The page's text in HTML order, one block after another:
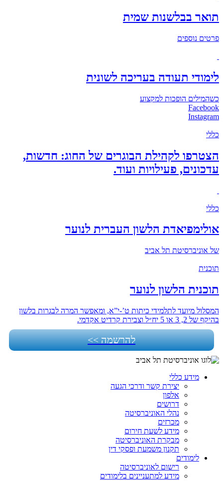
תואר בבלשנות שמית
פרטים נוספים
לימודי תעודה בעריכה לשונית
כשהמילים הופכות למקצוע
Facebook
Instagram
כללי
הצטרפו לקהילת הבוגרים של החוג: חדשות,
עדכונים, פעילויות ועוד.
כללי
אולימפיאדת הלשון העברית לנוער
של אוניברסיטת תל אביב
תוכנית
תוכנית הלשון לנוער
המסלול מיועד לתלמידי כיתות ט’-י”א, ומאפשר המרה לבגרות בלשון
בהיקף של 2, 3 או 5 יח״ל וצבירת קרדיט אקדמי.
להרשמה >>
מידע כללי
יצירת קשר ודרכי הגעה
אלפון
דרושים
נהלי האוניברסיטה
מכרזים
מידע לשעת חירום
מבקרת האוניברסיטה
תקנון משמעת ופסקי דין
לימודים
רישום לאוניברסיטה
מידע למתעניינים בלימודים